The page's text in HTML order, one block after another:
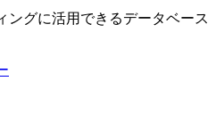
ングに活用できるデータベース